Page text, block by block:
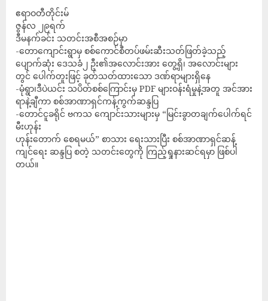
ဧရာဝတီတိုင်းမ်
ဇွန်လ ၂၉ရက်
ဒီမနက်ခင်း သတင်းအစီအစဉ်မှာ
-တောကျောင်းရွာမှ စစ်ကောင်စီတပ်ဖမ်းဆီးသတ်ဖြတ်ခဲ့သည့်
ပျောက်ဆုံး ဒေသခံ၂ ဦး၏အလောင်းအား တွေ့ရှိ၊ အလောင်းများ
တွင် ပေါက်တူးဖြင့် ခုတ်သတ်ထားသော ဒဏ်ရာများရှိနေ
-မုံရွာ၊ဒီပဲယင်း သပိတ်စစ်ကြောင်းမှ PDF များဝန်းရံမှုနဲ့အတူ အင်အား
ရာနဲ့ချီကာ စစ်အာဏာရှင်ကန့်ကွက်ဆန္ဒပြ
-တောင်ငူခရိုင် ဗကသ ကျောင်းသားများမှ “မြင်းခွာတချက်ပေါက်ရင်
မီးဟုန်း
ဟုန်းတောက် စေရမယ်” စာသား ရေးသားပြီး စစ်အာဏာရှင်ဆန့်
ကျင်ရေး ဆန္ဒပြ စတဲ့ သတင်းတွေကို ကြည့်ရှုနားဆင်ရမှာ ဖြစ်ပါ
တယ်။